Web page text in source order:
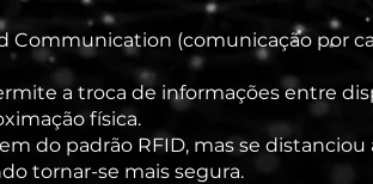
Communication (comunicação por
a troca de informações entre
física.
do padrão RFID, mas se
tornar-se mais segura.